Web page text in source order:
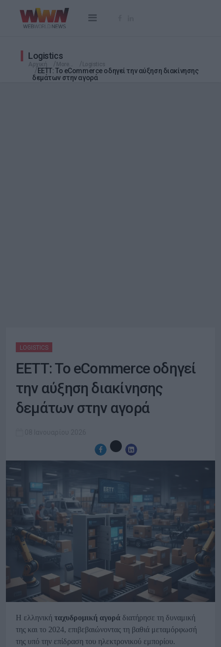
Logistics
ΕΕΤΤ: Το eCommerce οδηγεί την αύξηση διακίνησης
δεμάτων στην αγορά
LOGISTICS
ΕΕΤΤ: Το eCommerce οδηγεί
την αύξηση διακίνησης
δεμάτων στην αγορά
Η ελληνική ταχυδρομική αγορά διατήρησε τη δυναμική
της και το 2024, επιβεβαιώνοντας τη βαθιά μεταμόρφωσή
της υπό την επίδραση του ηλεκτρονικού εμπορίου.